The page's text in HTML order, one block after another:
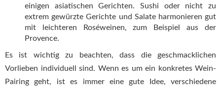
einigen asiatischen Gerichten. Sushi oder nicht zu
extrem gewürzte Gerichte und Salate harmonieren gut
mit leichteren Roséweinen, zum Beispiel aus der
Provence.
Es ist wichtig zu beachten, dass die geschmacklichen
Vorlieben individuell sind. Wenn es um ein konkretes Wein-
Pairing geht, ist es immer eine gute Idee, verschiedene